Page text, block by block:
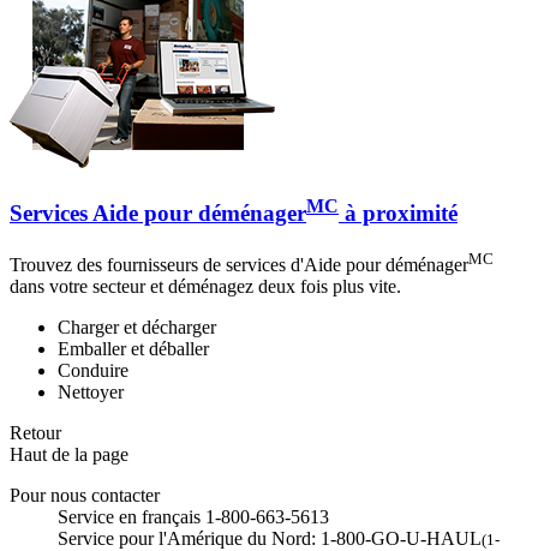
Services Aide pour déménagerMC à proximité
Trouvez des fournisseurs de services d'Aide pour déménagerMC
dans votre secteur et déménagez deux fois plus vite.
Charger et décharger
Emballer et déballer
Conduire
Nettoyer
Retour
Haut de la page
Pour nous contacter
Service en français 1-800-663-5613
Service pour l'Amérique du Nord: 1-800-GO-U-HAUL(1-